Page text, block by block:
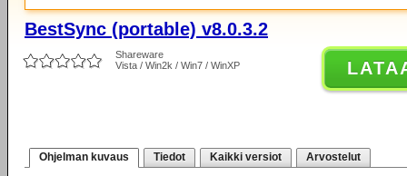
BestSync (portable) v8.0.3.2
Shareware
Vista / Win2k / Win7 / WinXP
Ohjelman kuvaus Tiedot Kaikki versiot Arvostelut